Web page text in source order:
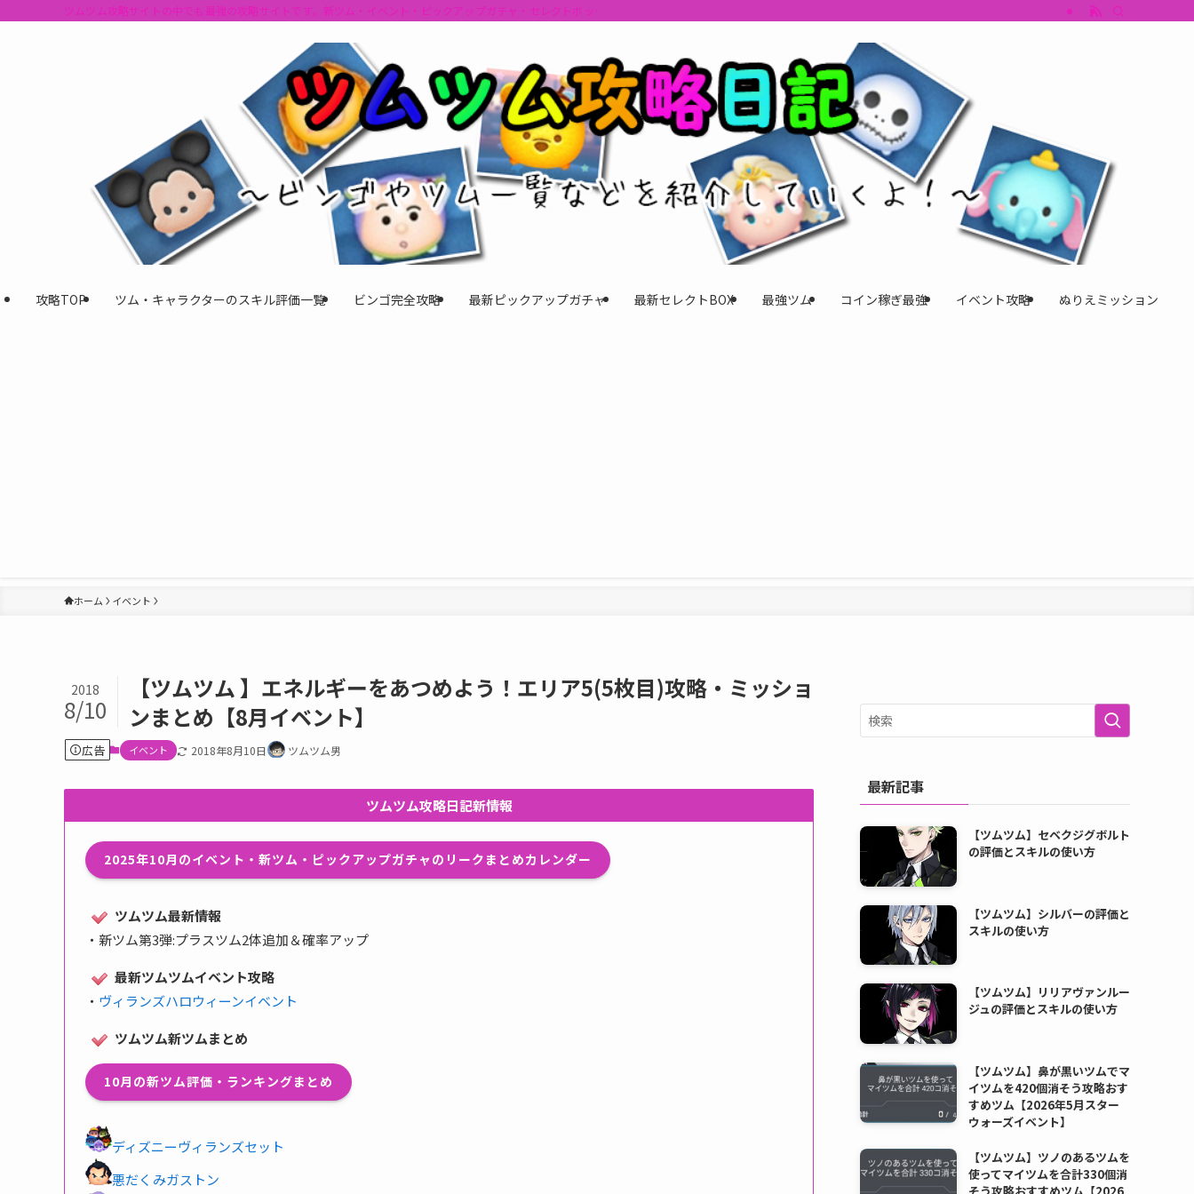
ツムツム攻略サイトの中でも最強の攻略サイトです。新ツム・イベント・ピックアップガチャ・セレクトボックスの情報を最速で提供しビンゴのおすすめツム・キャラ評価も丁寧に解説。ツムツムイベント、ツムツム攻略、ツムツ
攻略TOP ツム・キャラクターのスキル評価一覧 ビンゴ完全攻略 最新ピックアップガチャ 最新セレクトBOX 最強ツム コイン稼ぎ最強 イベント攻略 ぬりえミッション
ホーム イベント
【ツムツム 】エネルギーをあつめよう！エリア5(5枚目)攻略・ミッショ
ンまとめ【8月イベント】
2018
8/10
広告 イベント 2018年8月10日 ツムツム男
ツムツム攻略日記新情報
2025年10月のイベント・新ツム・ピックアップガチャのリークまとめカレンダー
ツムツム最新情報
・ 新ツム第3弾:プラスツム2体追加＆確率アップ
最新ツムツムイベント攻略
・ ヴィランズハロウィーンイベント
ツムツム新ツムまとめ
10月の新ツム評価・ランキングまとめ
ディズニーヴィランズセット
悪だくみガストン
最新記事
【ツムツム】セベクジグボルト
の評価とスキルの使い方
【ツムツム】シルバーの評価と
スキルの使い方
【ツムツム】リリアヴァンルー
ジュの評価とスキルの使い方
【ツムツム】鼻が黒いツムでマ
イツムを420個消そう攻略おす
すめツム【2026年5月スター
ウォーズイベント】
【ツムツム】ツノのあるツムを
使ってマイツムを合計330個消